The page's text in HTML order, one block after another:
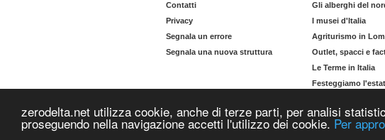
zerodelta.net utilizza cookie, anche di terze parti, per analisi
proseguendo nella navigazione accetti l'utilizzo dei cookie. Per
Contatti
Privacy
Segnala un errore
Segnala una nuova struttura
Gli alberghi del
I musei d'Italia
Agriturismo in
Outlet, spacci e
Le Terme in Italia
Festeggiamo
Copyright ©